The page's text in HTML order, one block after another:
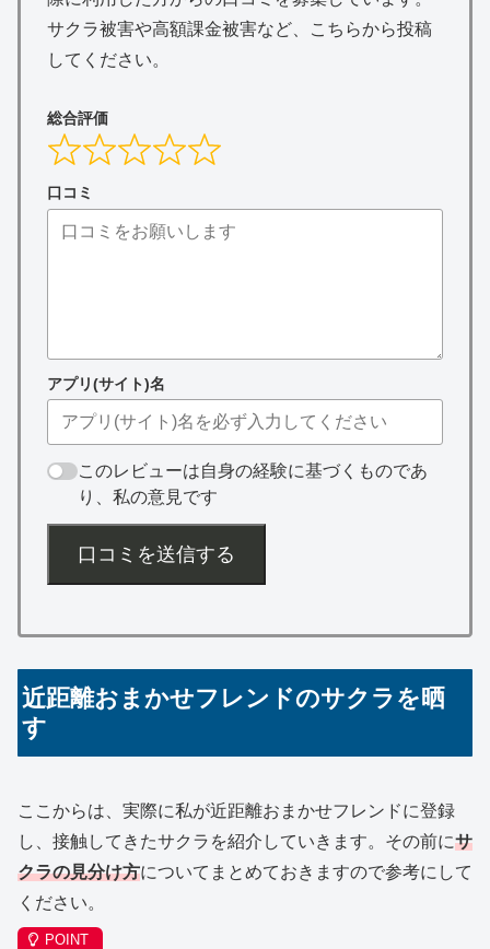
サクラ被害や高額課金被害など、こちらから投稿
してください。
総合評価
口コミ
アプリ(サイト)名
このレビューは自身の経験に基づくものであ
り、私の意見です
口コミを送信する
近距離おまかせフレンドのサクラを晒
す
ここからは、実際に私が近距離おまかせフレンドに登録
し、接触してきたサクラを紹介していきます。その前にサ
クラの見分け方についてまとめておきますので参考にして
ください。